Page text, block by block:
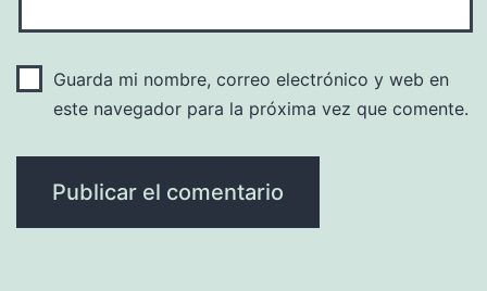
Guarda mi nombre, correo electrónico y web en
este navegador para la próxima vez que comente.